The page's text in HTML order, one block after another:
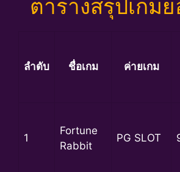
ตารางสรุปเกม
ลำดับ ชื่อเกม ค่ายเกม
1
Fortune
Rabbit
PG SLOT